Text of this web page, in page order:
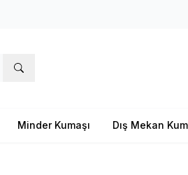
Minder Kumaşı Dış Mekan